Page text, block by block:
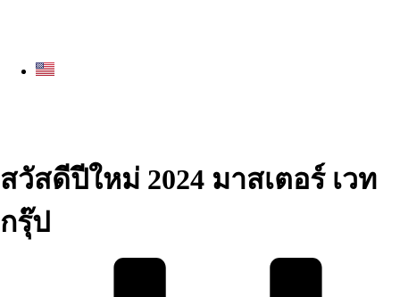
สวัสดีปีใหม่ 2024 มาสเตอร์ เวท
กรุ๊ป